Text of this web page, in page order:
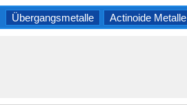
Übergangsmetalle Actinoide Metalle